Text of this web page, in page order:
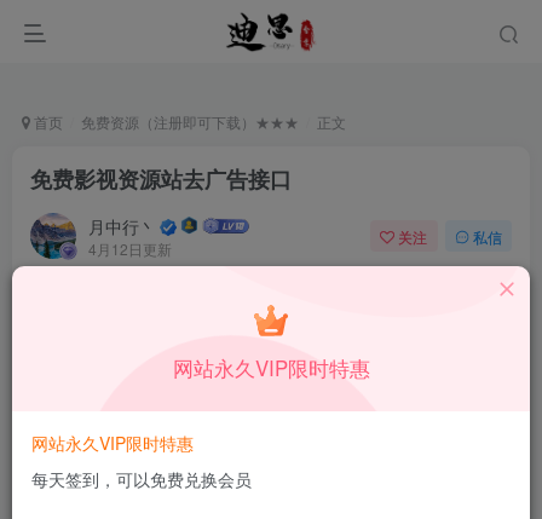
首页 免费资源（注册即可下载）★★★ 正文
免费影视资源站去广告接口
月中行丶
4月12日更新
关注 私信
本站所有内容来自互联网收集，仅供学习和交流，请勿用于商业
用途。如有侵权、不妥之处，请第一时间联系我们删除！
网站永久VIP限时特惠
网站永久VIP限时特惠
每天签到，可以免费兑换会员